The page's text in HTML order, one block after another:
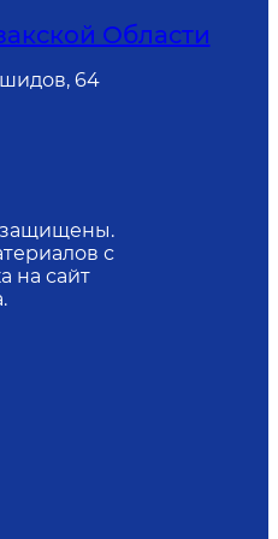
Области
64
защищены.
с
на сайт